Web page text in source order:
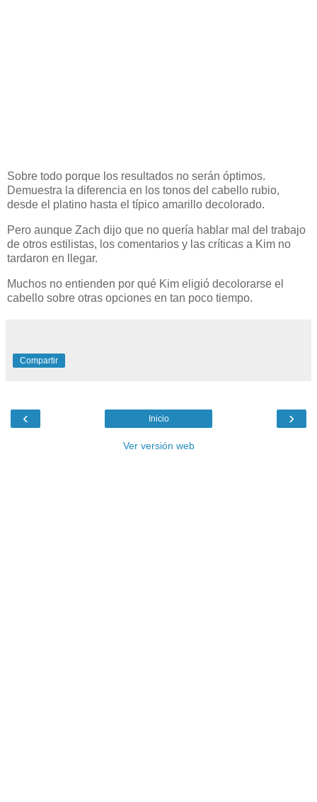
Sobre todo porque los resultados no serán óptimos.
Demuestra la diferencia en los tonos del cabello rubio,
desde el platino hasta el típico amarillo decolorado.
Pero aunque Zach dijo que no quería hablar mal del trabajo
de otros estilistas, los comentarios y las críticas a Kim no
tardaron en llegar.
Muchos no entienden por qué Kim eligió decolorarse el
cabello sobre otras opciones en tan poco tiempo.
Compartir
‹ ›
Inicio
Ver versión web